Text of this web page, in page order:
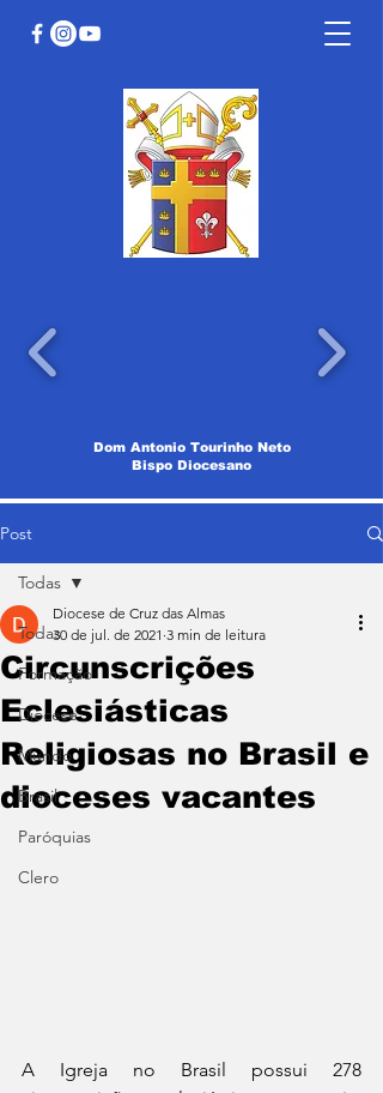
Dom Antonio Tourinho Neto
Bispo Diocesano
Post
Todas
Formação
Diocese
Mundo
Brasil
Paróquias
Clero
Todas
Circunscrições
Eclesiásticas
Religiosas no Brasil e
dioceses vacantes
Diocese de Cruz das Almas
30 de jul. de 2021 3 min de leitura
A Igreja no Brasil possui 278